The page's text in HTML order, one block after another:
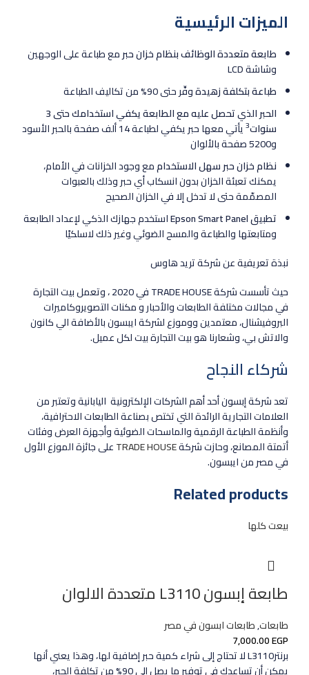
الميزات الرئيسية
طابعة متعددة الوظائف بنظام خزان حبرمع طباعة على الوجهين
وشاشة LCD
طباعة بتكلفة زهيدةوفِّر حتى 90% من تكاليف الطباعة
الحبر الذي تحصل عليه مع الطابعة يكفي استخدامك حتى 3
سنوات3
يأتي معها حبر يكفي لطباعة 14 ألف صفحة بالحبر الأسود
و5200 صفحة بالألوان
نظام خزان حبر سهل الاستخداممع وجود الخزانات في الأمام،
يمكنك تعبئة الخزان بدون انسكاب أي حبر وذلك بالعبوات
المصمّمة حتى لا تدخل إلا في الخزان الصحيح
تطبيق Epson Smart Panel
استخدم جهازك الذكي لإعداد الطابعة
ومتابعتها والطباعة والمسح الضوئي وغير ذلك لاسلكيًا
نبذة تعريفية عن شركة تريد هاوس
حيث تأسست شركة TRADE HOUSE في 2020 ، وتعمل بيت التجارة
في مجالات مختلفة الطابعات والأحبار و مكنات التصويروكاميرات
البروفيشنال، معتمدين ووموزع لشركة ايبسون بالأضافة الي كانون
والاتش بي، وشعارنا هو بيت التجارة بيت لكل عميل.
شركاء النجاح
تعد شركة إبسون أحد أهم الشركات الإلكترونية اليابانية وتعتبر من
العلامات التجارية الرائدة التي تختص بصناعة الطابعات الاحترافية،
وأنظمة الطباعة الرقمية والماسحات الضوئية وأجهزة العرض وفئات
أتمتة المصانع، وحازت شركةTRADE HOUSEعلى جائزة الموزع الأول
في مصر من ايبسون.
Related products
بيعت كلها
طابعة إبسون L3110 متعددة الالوان
طابعات,طابعات ابسون في مصر
7,000.00EGP
برنترL3110 لا تحتاج إلى شراء كمية حبر إضافية لها، وهذا يعني أنها
يمكن أن تساعدك في توفير ما يصل إلى 90% من تكلفة الحبر،